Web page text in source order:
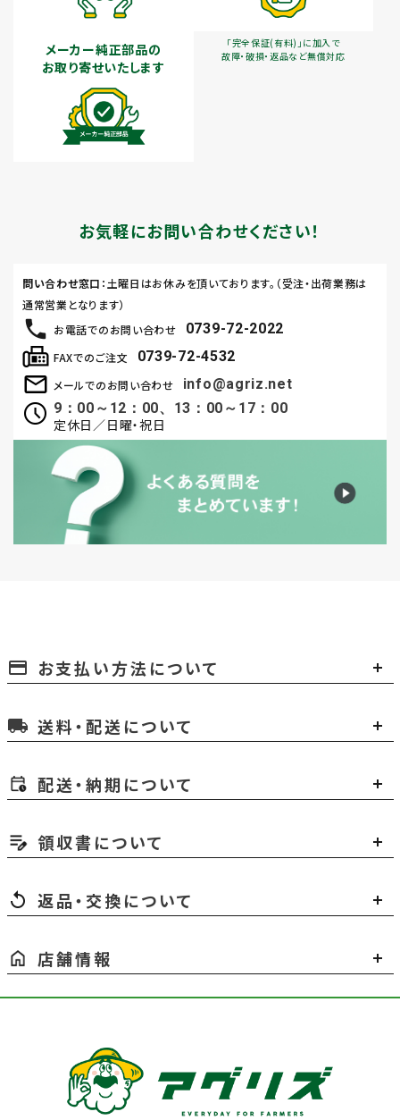
「完全保証(有料)」に加入で
故障・破損・返品など無償対応
メーカー純正部品の
お取り寄せいたします
お気軽にお問い合わせください！
お電話でのお問い合わせ 0739-72-2022
メールでのお問い合わせ
info@agriz.net
9：00～12：00、13：00～17：00
定休日／日曜・祝日
FAXでのご注文 0739-72-4532
問い合わせ窓口 ：土曜日はお休みを頂いております。（受注・出荷業務は
通常営業となります）
payment お支払い方法について
local_shipping 送料・配送について
配送・納期について
領収書について
返品・交換について
店舗情報